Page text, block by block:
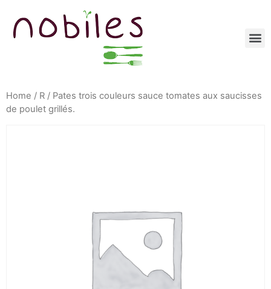
Home / R / Pates trois couleurs sauce tomates aux saucisses
de poulet grillés.